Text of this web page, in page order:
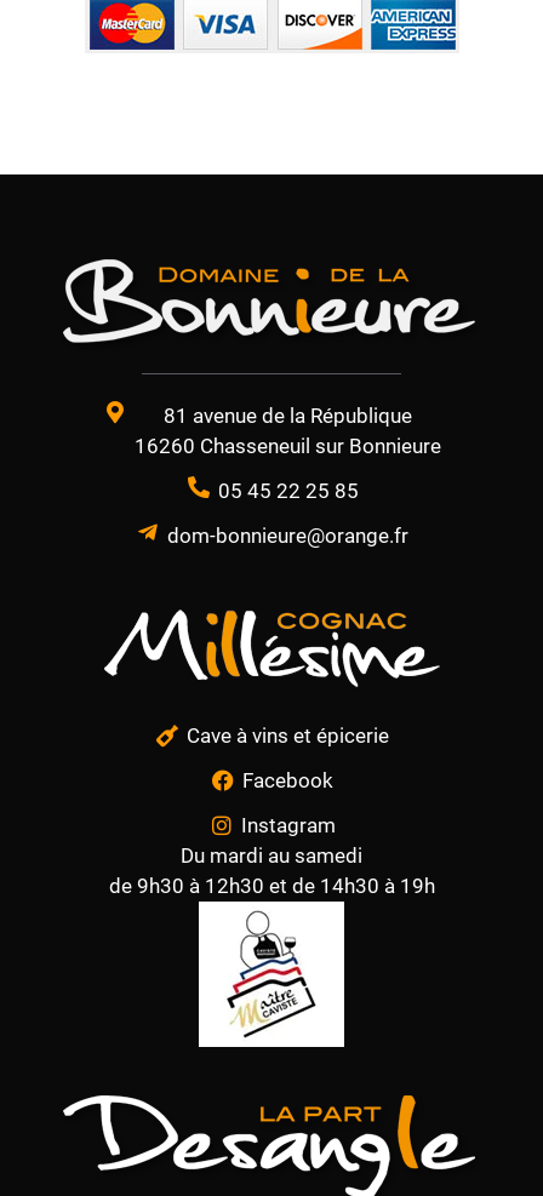
81 avenue de la République
16260 Chasseneuil sur Bonnieure
05 45 22 25 85
dom-bonnieure@orange.fr
Cave à vins et épicerie
Facebook
Instagram
Du mardi au samedi
de 9h30 à 12h30 et de 14h30 à 19h